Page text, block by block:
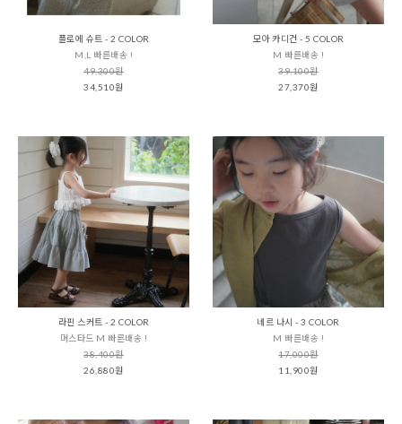
플로에 슈트 - 2 COLOR
M,L 빠른배송 !
49,300원
34,510원
모아 카디건 - 5 COLOR
M 빠른배송 !
39,100원
27,370원
라핀 스커트 - 2 COLOR
머스타드 M 빠른배송 !
38,400원
26,880원
네르 나시 - 3 COLOR
M 빠른배송 !
17,000원
11,900원